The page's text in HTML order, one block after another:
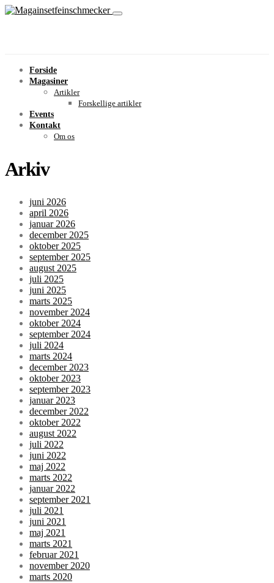
Forside
Magasiner
Artikler
Forskellige artikler
Events
Kontakt
Om os
Arkiv
juni 2026
april 2026
januar 2026
december 2025
oktober 2025
september 2025
august 2025
juli 2025
juni 2025
marts 2025
november 2024
oktober 2024
september 2024
juli 2024
marts 2024
december 2023
oktober 2023
september 2023
januar 2023
december 2022
oktober 2022
august 2022
juli 2022
juni 2022
maj 2022
marts 2022
januar 2022
september 2021
juli 2021
juni 2021
maj 2021
marts 2021
februar 2021
november 2020
marts 2020